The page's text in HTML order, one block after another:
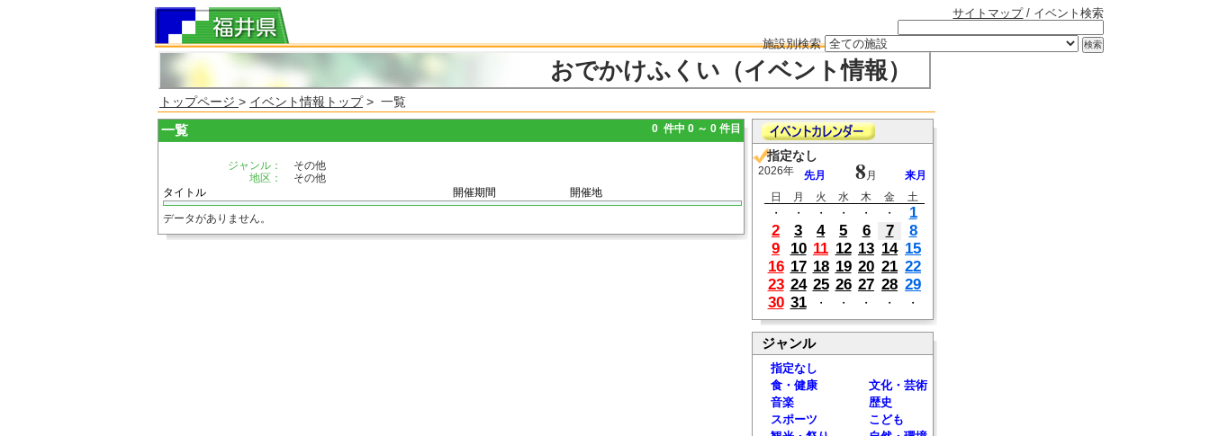
サイトマップ/ イベント検索
施設別検索
おでかけふくい（イベント情報）
トップページ > イベント情報トップ> 一覧
一覧 0 件中 0 ～ 0 件目
ジャンル：
その他
地区：
その他
タイトル
開催期間 開催地
データがありません。
指定なし
2026年 先月 8 月
来月
日
月 火 水 木 金
土
・
・ ・ ・ ・ ・
1
2
3 4 5 6 7
8
9
10 11 12 13 14 15
16 17 18 19 20 21 22
23 24 25 26 27 28 29
30 31 ・ ・ ・ ・ ・
ジャンル
指定なし
食・健康
文化・芸術
音楽
歴史
スポーツ
こども